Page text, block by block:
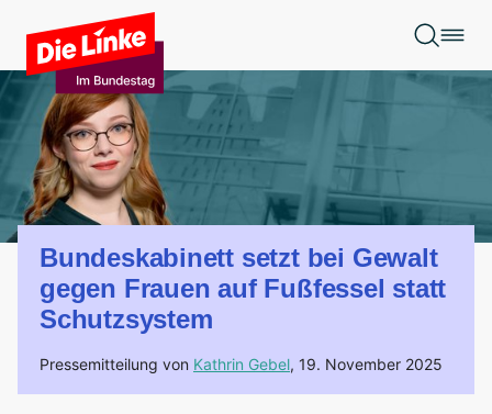
Zum Hauptinhalt springen
Bundeskabinett setzt bei Gewalt
gegen Frauen auf Fußfessel statt
Schutzsystem
Pressemitteilung von Kathrin Gebel, 19. November 2025